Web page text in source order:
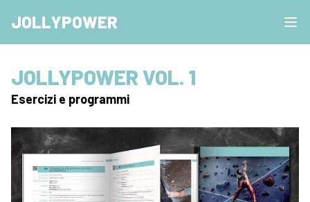
JOLLYPOWER
JOLLYPOWER VOL. 1
Esercizi e programmi